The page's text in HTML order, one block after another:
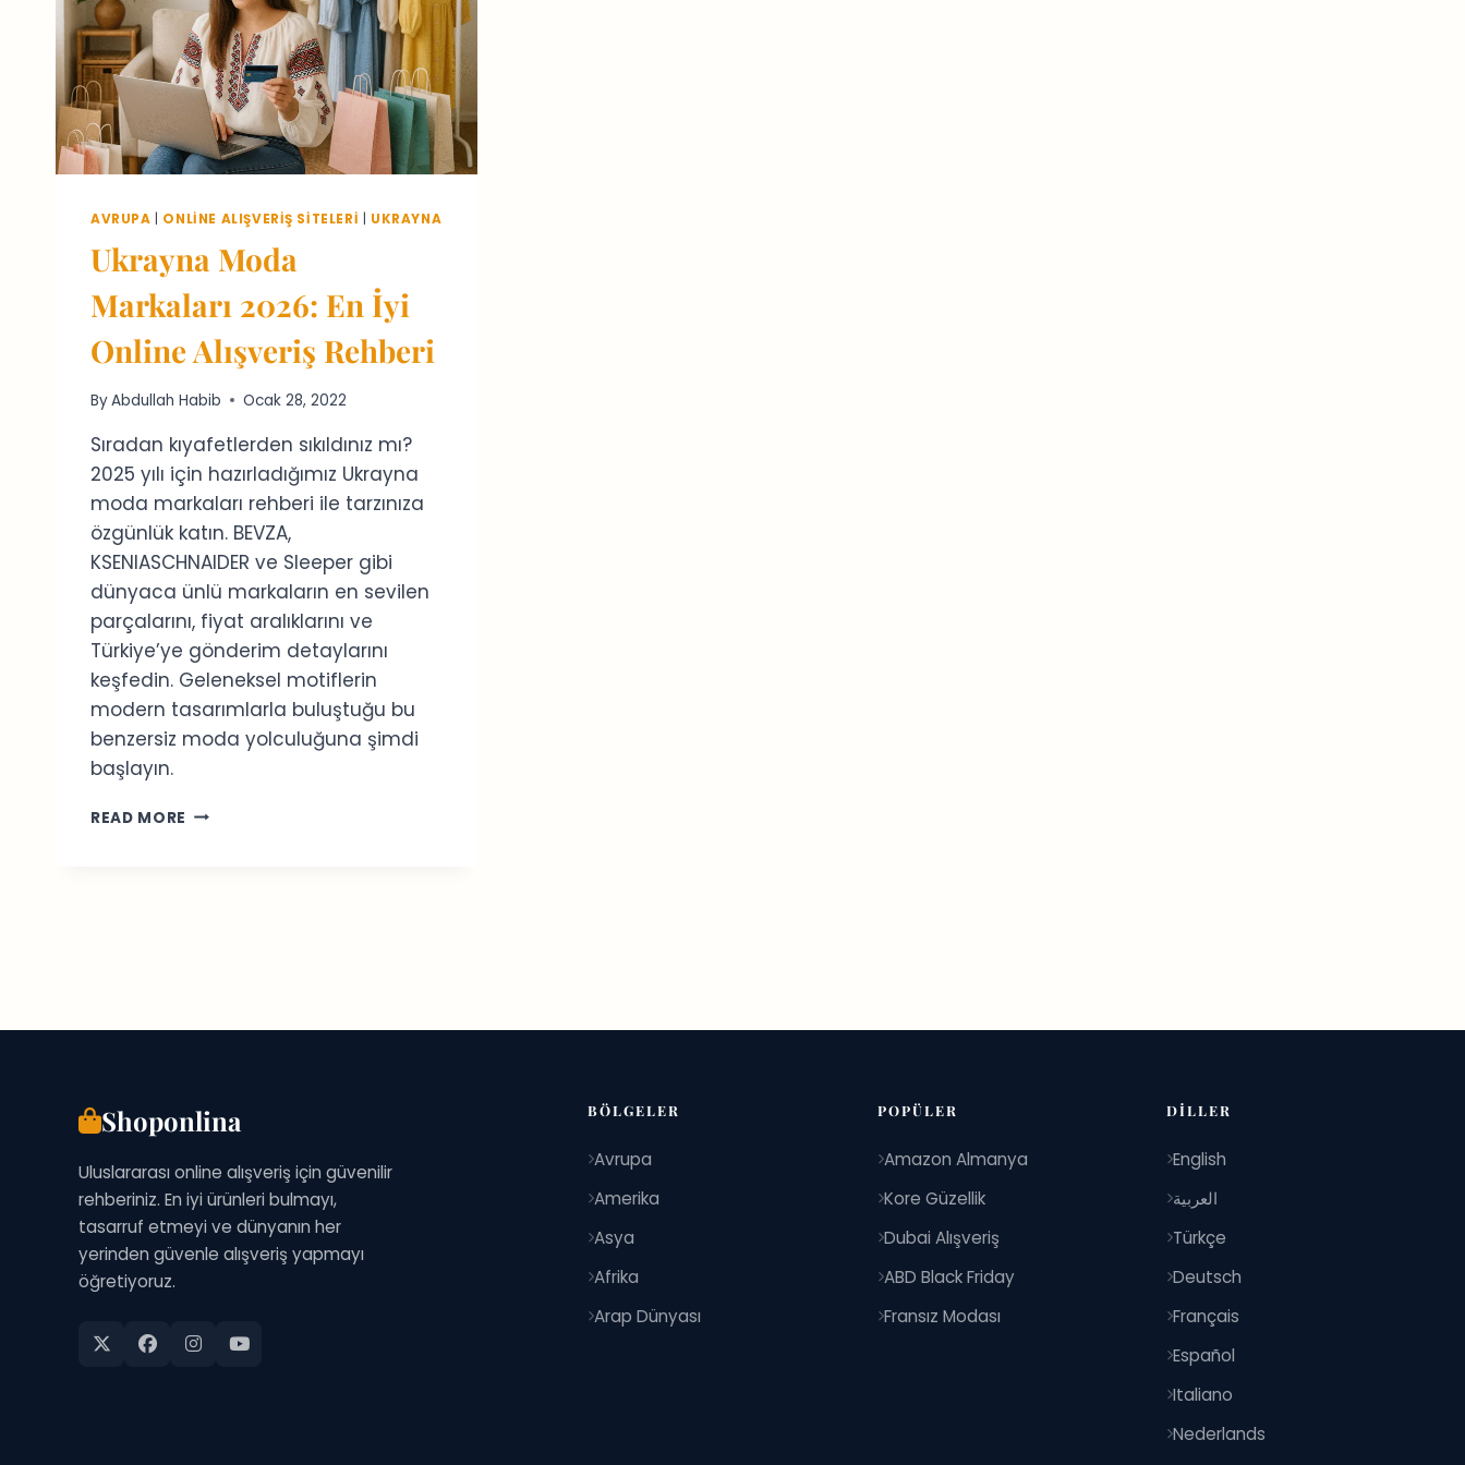
AVRUPA ONLINE ALIŞVERIŞ SITELERI UKRAYNA
Ukrayna Moda
Markaları 2026: En İyi
Online Alışveriş Rehberi
ByAbdullah Habib Ocak 28, 2022
Sıradan kıyafetlerden sıkıldınız mı?
2025 yılı için hazırladığımız Ukrayna
moda markaları rehberi ile tarzınıza
özgünlük katın. BEVZA,
KSENIASCHNAIDER ve Sleeper gibi
dünyaca ünlü markaların en sevilen
parçalarını, fiyat aralıklarını ve
Türkiye’ye gönderim detaylarını
keşfedin. Geleneksel motiflerin
modern tasarımlarla buluştuğu bu
benzersiz moda yolculuğuna şimdi
başlayın.
READ MORE UKRAYNA
Shoponlina
Uluslararası online alışveriş için güvenilir
rehberiniz. En iyi ürünleri bulmayı,
tasarruf etmeyi ve dünyanın her
yerinden güvenle alışveriş yapmayı
öğretiyoruz.
BÖLGELER
Avrupa
Amerika
Asya
Afrika
Arap Dünyası
POPÜLER
Amazon Almanya
Kore Güzellik
Dubai Alışveriş
ABD Black Friday
Fransız Modası
DILLER
English
العربية
Türkçe
Deutsch
Français
Español
Italiano
Nederlands